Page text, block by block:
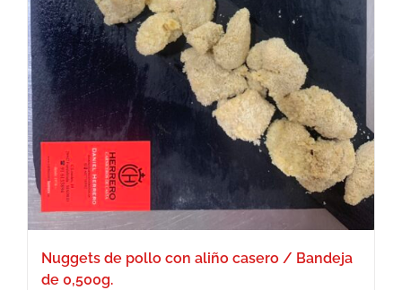
Nuggets de pollo con aliño casero / Bandeja
de 0,500g.